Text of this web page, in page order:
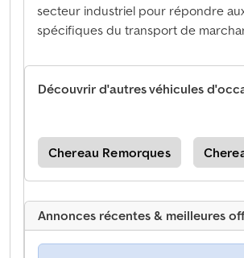
secteur industriel pour répondre
spécifiques du transport de
Découvrir d'autres véhicules
Chereau Remorques
Annonces récentes & meilleures